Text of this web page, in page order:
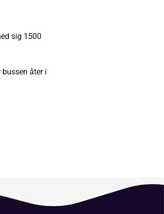
sig 1500
åter i